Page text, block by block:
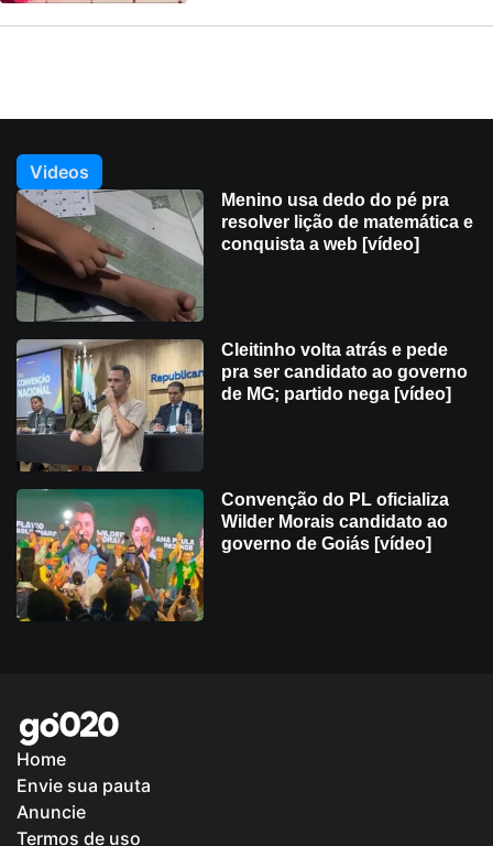
Videos
Menino usa dedo do pé pra
resolver lição de matemática e
conquista a web [vídeo]
Cleitinho volta atrás e pede
pra ser candidato ao governo
de MG; partido nega [vídeo]
Convenção do PL oficializa
Wilder Morais candidato ao
governo de Goiás [vídeo]
Home
Envie sua pauta
Anuncie
Termos de uso